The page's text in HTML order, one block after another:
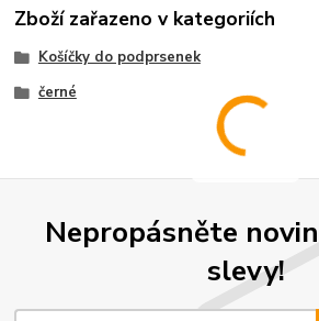
Zboží zařazeno v kategoriích
Košíčky do podprsenek
černé
Nepropásněte
slevy!